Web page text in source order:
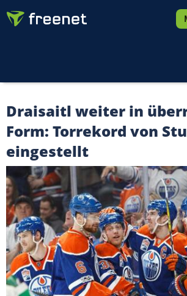
Draisaitl weiter in
Form: Torrekord von
eingestellt